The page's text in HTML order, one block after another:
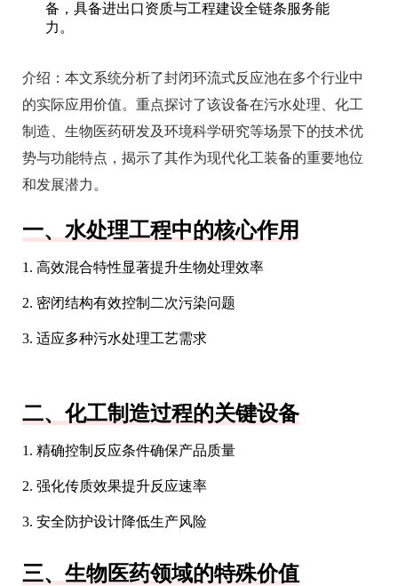
备，具备进出口资质与工程建设全链条服务能
力。
介绍： 本文系统分析了封闭环流式反应池在多个行业中
的实际应用价值。重点探讨了该设备在污水处理、化工
制造、生物医药研发及环境科学研究等场景下的技术优
势与功能特点，揭示了其作为现代化工装备的重要地位
和发展潜力。
一、水处理工程中的核心作用
1. 高效混合特性显著提升生物处理效率
2. 密闭结构有效控制二次污染问题
3. 适应多种污水处理工艺需求
二、化工制造过程的关键设备
1. 精确控制反应条件确保产品质量
2. 强化传质效果提升反应速率
3. 安全防护设计降低生产风险
三、生物医药领域的特殊价值